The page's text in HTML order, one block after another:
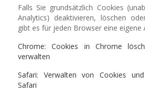
Falls Sie grundsätzlich Cookies
Analytics) deaktivieren, löschen
gibt es für jeden Browser eine eigene
Chrome: Cookies in Chrome
verwalten
Safari: Verwalten von Cookies
Safari